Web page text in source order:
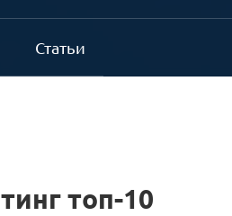
Статьи
топ-10